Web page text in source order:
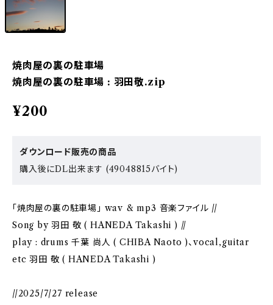
焼肉屋の裏の駐車場
焼肉屋の裏の駐車場 : 羽田敬.zip
¥200
ダウンロード販売の商品
購入後にDL出来ます (49048815バイト)
「焼肉屋の裏の駐車場」 wav & mp3 音楽ファイル //
Song by 羽田 敬 ( HANEDA Takashi ) //
play : drums 千葉 尚人 ( CHIBA Naoto )、vocal,guitar
etc 羽田 敬 ( HANEDA Takashi )
//2025/7/27 release